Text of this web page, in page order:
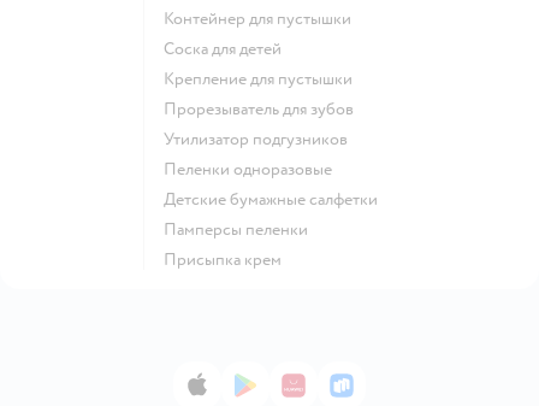
контейнер для пустышки
соска для детей
крепление для пустышки
прорезыватель для зубов
утилизатор подгузников
пеленки одноразовые
детские бумажные салфетки
памперсы пеленки
присыпка крем
App StoreGoogle Play
AppGallery
RuStore